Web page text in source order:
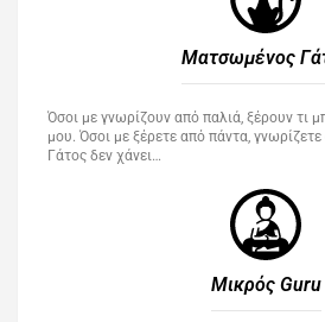
Ματσωμένος
Όσοι με γνωρίζουν από παλιά, ξέρουν τι
μου. Όσοι με ξέρετε από πάντα,
Γάτος δεν χάνει…
Μικρός Guru​